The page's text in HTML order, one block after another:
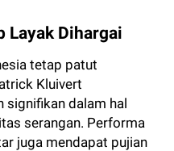
Layak Dihargai
tetap patut
Kluivert
signifikan dalam hal
serangan. Performa
juga mendapat pujian